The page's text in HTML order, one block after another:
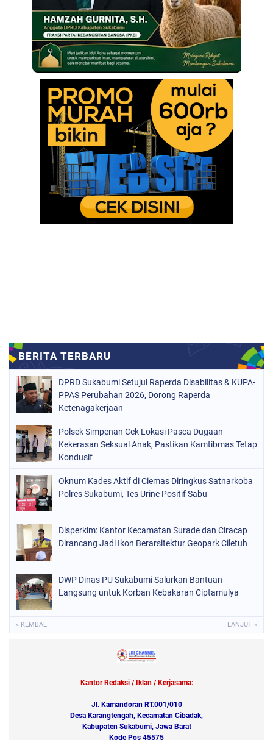
DPRD Sukabumi Setujui Raperda Disabilitas & KUPA-
PPAS Perubahan 2026, Dorong Raperda
Ketenagakerjaan
Polsek Simpenan Cek Lokasi Pasca Dugaan
Kekerasan Seksual Anak, Pastikan Kamtibmas Tetap
Kondusif
Oknum Kades Aktif di Ciemas Diringkus Satnarkoba
Polres Sukabumi, Tes Urine Positif Sabu
Disperkim: Kantor Kecamatan Surade dan Ciracap
Dirancang Jadi Ikon Berarsitektur Geopark Ciletuh
DWP Dinas PU Sukabumi Salurkan Bantuan
Langsung untuk Korban Kebakaran Ciptamulya
« KEMBALI LANJUT »
Kantor Redaksi / Iklan / Kerjasama:
Jl. Kamandoran RT.001/010
Desa Karangtengah, Kecamatan Cibadak,
Kabupaten Sukabumi, Jawa Barat
Kode Pos 45575